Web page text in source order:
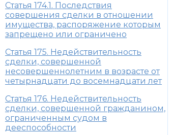
Статья 174.1. Последствия
совершения сделки в отношении
имущества, распоряжение которым
запрещено или ограничено
Статья 175. Недействительность
сделки, совершенной
несовершеннолетним в возрасте от
четырнадцати до восемнадцати лет
Статья 176. Недействительность
сделки, совершенной гражданином,
ограниченным судом в
дееспособности